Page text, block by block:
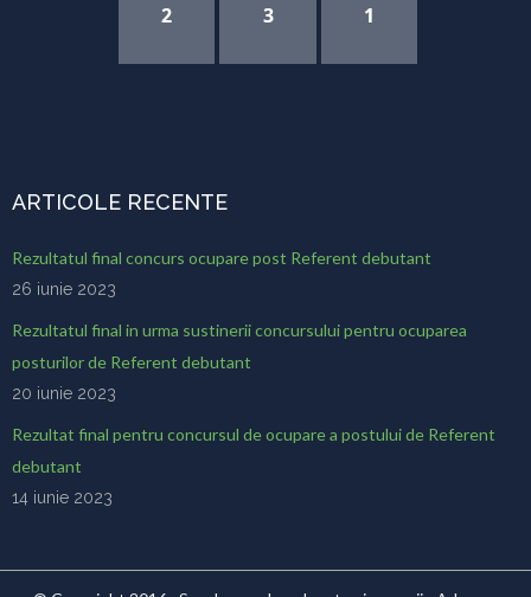
2 3 1
ARTICOLE RECENTE
Rezultatul final concurs ocupare post Referent debutant
26 iunie 2023
Rezultatul final in urma sustinerii concursului pentru ocuparea
posturilor de Referent debutant
20 iunie 2023
Rezultat final pentru concursul de ocupare a postului de Referent
debutant
14 iunie 2023